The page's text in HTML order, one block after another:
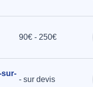
90€ - 250€
sur-
- sur devis